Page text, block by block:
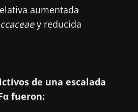
aumentada
y reducida
de una escalada
fueron: